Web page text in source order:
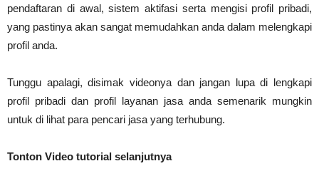
pendaftaran di awal, sistem aktifasi serta mengisi profil pribadi,
yang pastinya akan sangat memudahkan anda dalam melengkapi
profil anda.
Tunggu apalagi, disimak videonya dan jangan lupa di lengkapi
profil pribadi dan profil layanan jasa anda semenarik mungkin
untuk di lihat para pencari jasa yang terhubung.
Tonton Video tutorial selanjutnya